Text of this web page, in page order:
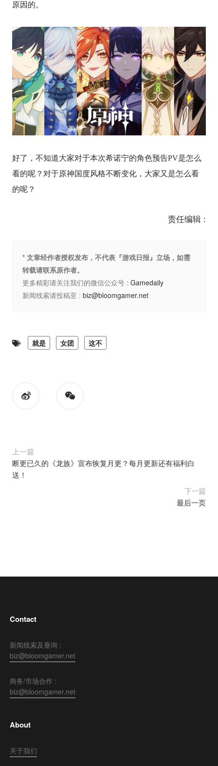
原因的。
好了，不知道大家对于本次希诺宁的角色预告PV是怎么
看的呢？对于原神国度风格不断变化，大家又是怎么看
的呢？
责任编辑 :
* 文章经作者授权发布，不代表『游戏日报』立场，如需
转载请联系原作者。
更多精彩请关注我们的微信公众号 : Gamedaily
新闻线索请投稿至 : biz@bloomgamer.net
就是 女团 这不
上一篇
断更已久的《龙族》宣布恢复月更？每月更新还有福利白
送！
下一篇
最后一页
Contact
新闻线索及垂询 :
biz@bloomgamer.net
商务/市场合作 :
biz@bloomgamer.net
About
关于我们